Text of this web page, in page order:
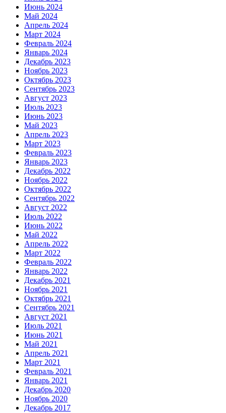
Июнь 2024
Май 2024
Апрель 2024
Март 2024
Февраль 2024
Январь 2024
Декабрь 2023
Ноябрь 2023
Октябрь 2023
Сентябрь 2023
Август 2023
Июль 2023
Июнь 2023
Май 2023
Апрель 2023
Март 2023
Февраль 2023
Январь 2023
Декабрь 2022
Ноябрь 2022
Октябрь 2022
Сентябрь 2022
Август 2022
Июль 2022
Июнь 2022
Май 2022
Апрель 2022
Март 2022
Февраль 2022
Январь 2022
Декабрь 2021
Ноябрь 2021
Октябрь 2021
Сентябрь 2021
Август 2021
Июль 2021
Июнь 2021
Май 2021
Апрель 2021
Март 2021
Февраль 2021
Январь 2021
Декабрь 2020
Ноябрь 2020
Декабрь 2017